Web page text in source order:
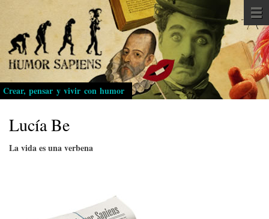
Pasar
al
contenido
principal
Crear, pensar y vivir con humor
Lucía Be
La vida es una verbena